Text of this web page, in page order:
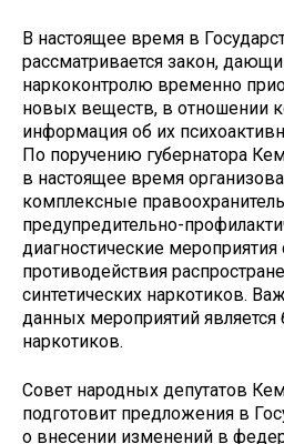
В настоящее время в
рассматривается закон,
наркоконтролю временно
новых веществ, в отношении
информация об их
По поручению губернатора
в настоящее время
комплексные
предупредительно-
диагностические
противодействия
синтетических наркотиков.
данных мероприятий
наркотиков.
Совет народных депутатов
подготовит предложения в
о внесении изменений в